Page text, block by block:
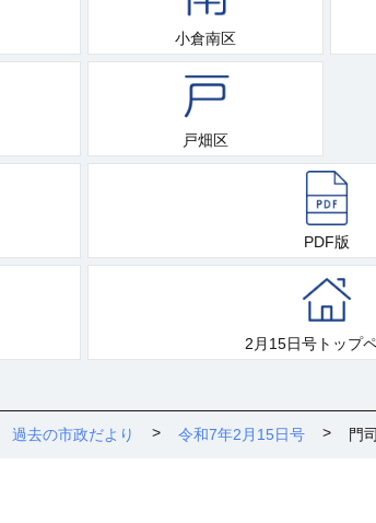
小倉南区
戸畑区
PDF版
2月15日号トップ
過去の市政だより 令和7年2月15日号 門